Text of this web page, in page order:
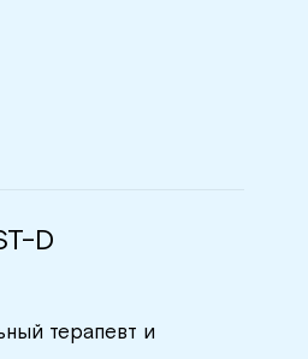
D
терапевт и